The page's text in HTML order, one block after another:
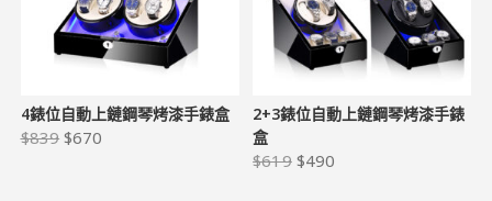
4錶位自動上鏈鋼琴烤漆手錶盒
$839 $670
2+3錶位自動上鏈鋼琴烤漆手錶
盒
$619 $490